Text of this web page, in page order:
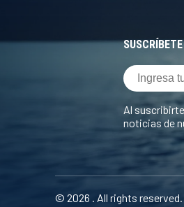
Al
noticias de
© 2026 . All rights reserved.